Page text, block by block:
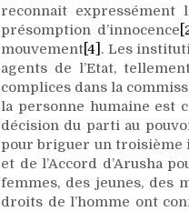
reconnait
présomption d’innocence
mouvement [4] . Les
agents de l’Etat,
complices dans la
la personne humaine est
décision du parti au
pour briguer un troisième
et de l’Accord d’Arusha
femmes, des jeunes, des
droits de l’homme ont